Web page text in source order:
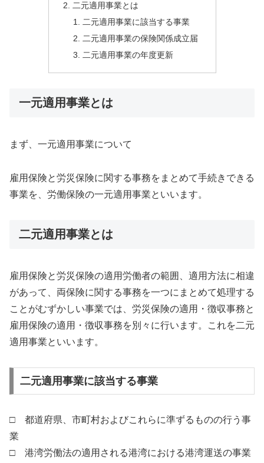
二元適用事業とは
二元適用事業に該当する事業
二元適用事業の保険関係成立届
二元適用事業の年度更新
一元適用事業とは
まず、一元適用事業について
雇用保険と労災保険に関する事務をまとめて手続きできる
事業を、労働保険の一元適用事業といいます。
二元適用事業とは
雇用保険と労災保険の適用労働者の範囲、適用方法に相違
があって、両保険に関する事務を一つにまとめて処理する
ことがむずかしい事業では、労災保険の適用・徴収事務と
雇用保険の適用・徴収事務を別々に行います。これを二元
適用事業といいます。
二元適用事業に該当する事業
□ 都道府県、市町村およびこれらに準ずるものの行う事
業
□ 港湾労働法の適用される港湾における港湾運送の事業